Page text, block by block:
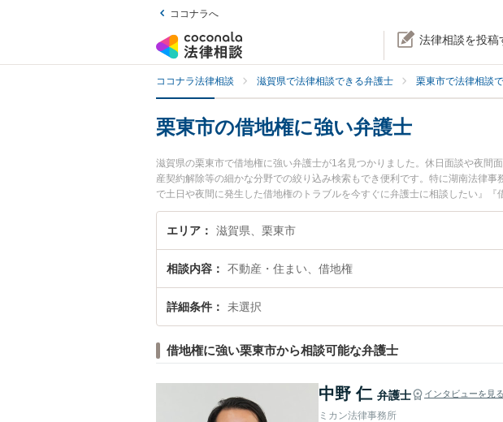
ココナラへ
法律相談を投稿
ココナラ法律相談 滋賀県で法律相談できる弁護士 栗東市で法律相談
栗東市の借地権に強い弁護士
滋賀県の栗東市で借地権に強い弁護士が1名見つかりました。休日面談や夜間
産契約解除等の細かな分野での絞り込み検索もでき便利です。特に湖南法律
で土日や夜間に発生した借地権のトラブルを今すぐに弁護士に相談したい』
できる栗東市内の弁護士に相談予約したい』などでお困りの相談者さんにおす
エリア 滋賀県、栗東市
相談内容 不動産・住まい、借地権
詳細条件 未選択
借地権に強い栗東市から相談可能な弁護士
中野 仁 弁護士 インタビューを見る
ミカン法律事務所